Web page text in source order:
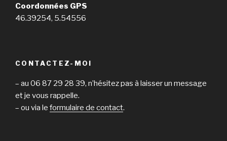
Coordonnées GPS
46.39254, 5.54556
CONTACTEZ-MOI
– au 06 87 29 28 39, n’hésitez pas à laisser un message
et je vous rappelle.
– ou via le formulaire de contact.